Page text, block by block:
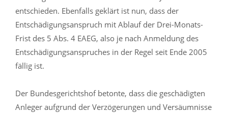
entschieden. Ebenfalls geklärt ist nun, dass der
Entschädigungsanspruch mit Ablauf der Drei-Monats-
Frist des 5 Abs. 4 EAEG, also je nach Anmeldung des
Entschädigungsanspruches in der Regel seit Ende 2005
fällig ist.
Der Bundesgerichtshof betonte, dass die geschädigten
Anleger aufgrund der Verzögerungen und Versäumnisse